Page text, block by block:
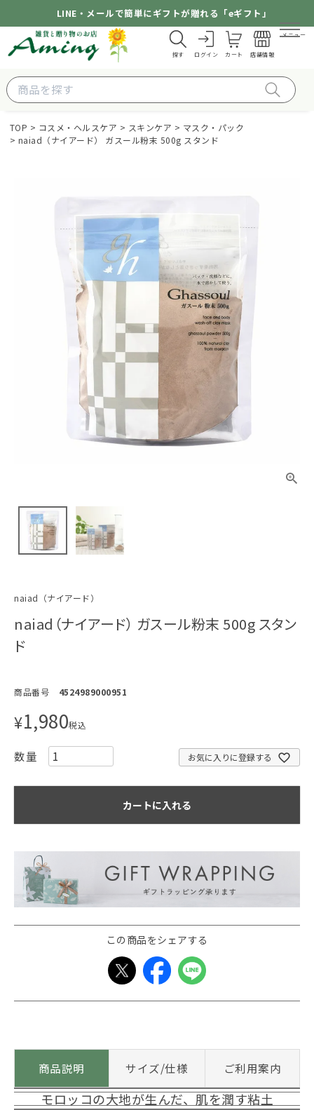
LINE・メールで簡単にギフトが贈れる「eギフト」
探す ログイン カート 店舗情報
メニュー
TOP コスメ・ヘルスケア スキンケア
マスク・パック
naiad（ナイアード） ガスール粉末 500g スタンド
naiad（ナイアード）
naiad（ナイアード） ガスール粉末 500g スタン
ド
商品番号 4524989000951
¥1,980税込
お気に入りに登録する
カートに入れる
この商品をシェアする
商品説明 サイズ/仕様 ご利用案内
モロッコの大地が生んだ、肌を潤す粘土